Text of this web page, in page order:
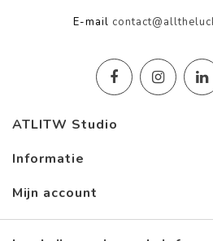
E-mail
ATLITW Studio
Informatie
Mijn account